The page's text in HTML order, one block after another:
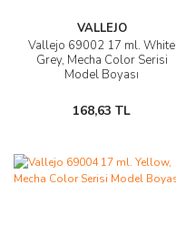
VALLEJO
Vallejo 69002 17 ml. White
Grey, Mecha Color Serisi
Model Boyası
168,63 TL